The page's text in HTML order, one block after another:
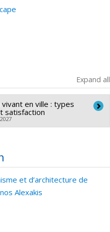
Expand all
en ville : types
satisfaction
recherches en sciences
institutionnelle du
et d’architecture de
Alexakis